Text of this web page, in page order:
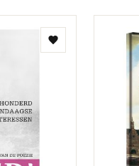
Toevoegen